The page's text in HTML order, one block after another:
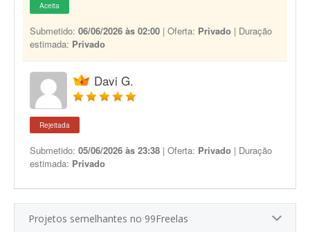
Aceita
Submetido: 06/06/2026 às 02:00 | Oferta: Privado | Duração
estimada: Privado
Davi G.
Rejeitada
Submetido: 05/06/2026 às 23:38 | Oferta: Privado | Duração
estimada: Privado
Projetos semelhantes no 99Freelas